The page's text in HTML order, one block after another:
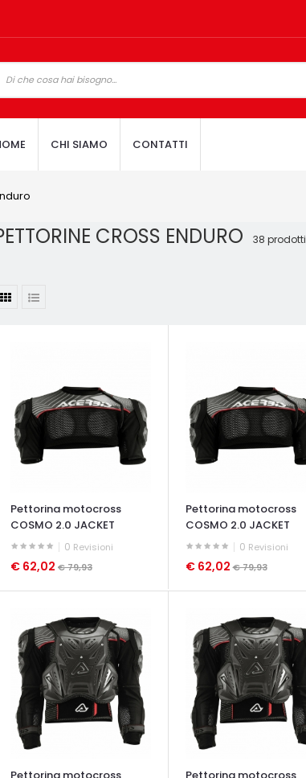
CHI SIAMO CONTATTI
CROSS ENDURO 38 prodotti
Pettorina motocross
COSMO 2.0 JACKET
0 Revisioni
€ 62,02 € 79,93
Pettorina motocross
COSMO 2.0 JACKET
0 Revisioni
€ 62,02€ 79,93